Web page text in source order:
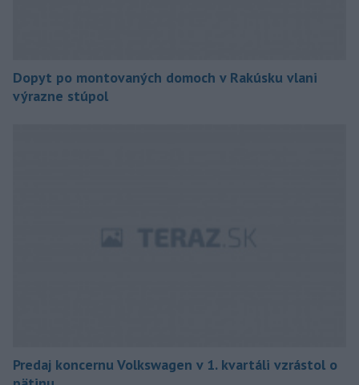
Dopyt po montovaných domoch v Rakúsku vlani
výrazne stúpol
Predaj koncernu Volkswagen v 1. kvartáli vzrástol o